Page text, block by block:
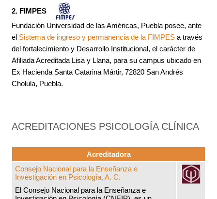
2. FIMPES
Fundación Universidad de las Américas, Puebla posee, ante
el Sistema de ingreso y permanencia de la FIMPES a través
del fortalecimiento y Desarrollo Institucional, el carácter de
Afiliada Acreditada Lisa y Llana, para su campus ubicado en
Ex Hacienda Santa Catarina Mártir, 72820 San Andrés
Cholula, Puebla.
ACREDITACIONES PSICOLOGÍA CLÍNICA
Acreditadora
Consejo Nacional para la Enseñanza e
Investigación en Psicología, A. C.
El Consejo Nacional para la Enseñanza e